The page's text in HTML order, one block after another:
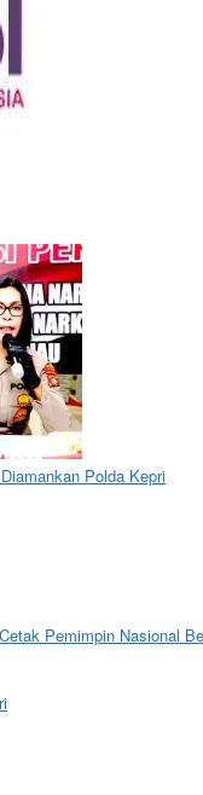
Polda Kepri
Pemimpin Nasional